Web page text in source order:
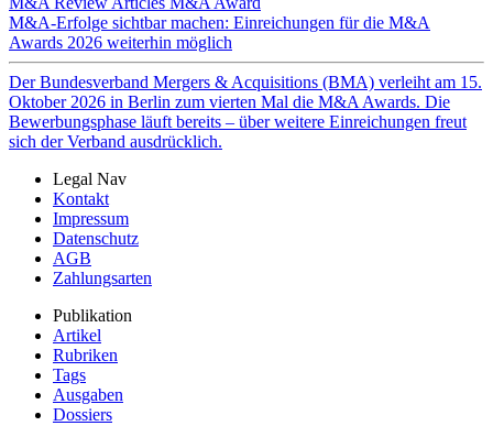
M&A-Erfolge sichtbar machen: Einreichungen für die M&A
Awards 2026 weiterhin möglich
Der Bundesverband Mergers & Acquisitions (BMA) verleiht am 15.
Oktober 2026 in Berlin zum vierten Mal die M&A Awards. Die
Bewerbungsphase läuft bereits – über weitere Einreichungen freut
sich der Verband ausdrücklich.
Legal Nav
Kontakt
Impressum
Datenschutz
AGB
Zahlungsarten
Publikation
Artikel
Rubriken
Tags
Ausgaben
Dossiers